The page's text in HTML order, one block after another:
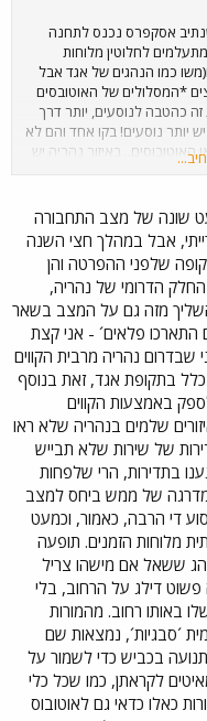
אסקפרס נכנס לתחנה
לחלוטין מלוחות
כמו הנהגים של אגד אבל
*המסלולים של האוטובסים
כהטבה לנוסעים, יותר דרך
יותר נוסעים! בקו אחד והם לא
באיזור נהריה יש
לשמור על ערנותו של הנהג
להאט לפני כול בליטה ויש
הצי של כלי הרכב שלהם הם
אין דבר כזה! אין תחנת
למרות עשרות אם לא מאות
ההמונית(של מי שיכול) של
שונה של מצב התחבורה
אבל במהלך חצי השנה
שלפני ההפרטה והן
הדרומי של נהריה,
מזה גם על המצב בשאר
התארכו פלאים´ - אני קצת
נהריה מרבית הקווים
בתקופת אגד, זאת בנוסף
באמצעות הקווים
שלמים בנהריה שלא ראו
של שירות שלא תבייש
בתדירות, הרי שלפחות
מדרגה של ממש ביחס למצב
די הרבה, כאמור, וכמעט
מלוחות הזמנים. תופעה
ששאל אם מישהו צריל
דילג על הרחוב, בלי
באותו רחוב. מהמורות
´סבגיות´, נמצאות שם
בכביש כדי לשמור על
לקראתן, כמו שכל כלי
כאלו כדאי גם לאוטובוס